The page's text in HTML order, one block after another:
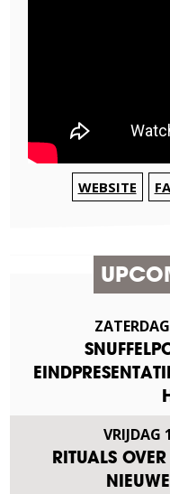
WEBSITE
ZATERDAG
VRIJDAG
RITUALS